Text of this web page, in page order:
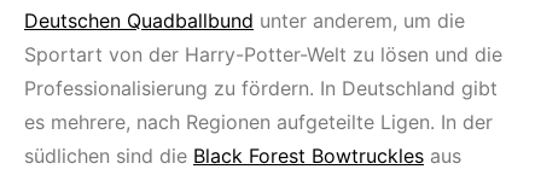
Deutschen Quadballbund unter anderem, um die
Sportart von der Harry-Potter-Welt zu lösen und die
Professionalisierung zu fördern. In Deutschland gibt
es mehrere, nach Regionen aufgeteilte Ligen. In der
südlichen sind die Black Forest Bowtruckles aus